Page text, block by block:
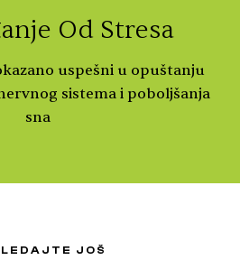
Od Stresa
uspešni u opuštanju
sistema i poboljšanja
sna
JOŠ